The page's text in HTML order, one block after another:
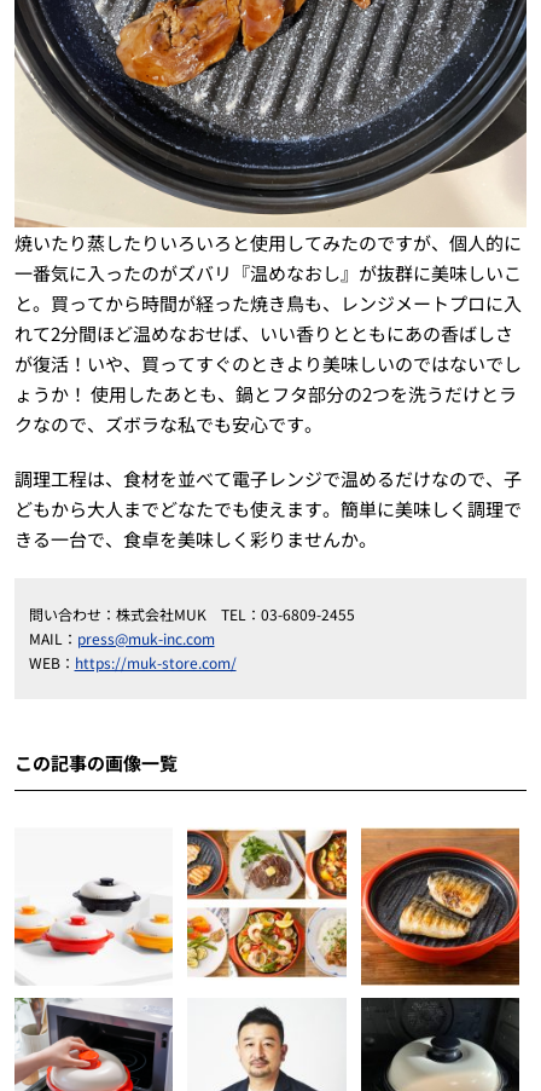
焼いたり蒸したりいろいろと使用してみたのですが、個人的に
一番気に入ったのがズバリ『温めなおし』が抜群に美味しいこ
と。買ってから時間が経った焼き鳥も、レンジメートプロに入
れて2分間ほど温めなおせば、いい香りとともにあの香ばしさ
が復活！いや、買ってすぐのときより美味しいのではないでし
ょうか！ 使用したあとも、鍋とフタ部分の2つを洗うだけとラ
クなので、ズボラな私でも安心です。
調理工程は、食材を並べて電子レンジで温めるだけなので、子
どもから大人までどなたでも使えます。簡単に美味しく調理で
きる一台で、食卓を美味しく彩りませんか。
問い合わせ：株式会社MUK TEL：03-6809-2455
MAIL： press@muk-inc.com
WEB： https://muk-store.com/
この記事の画像一覧